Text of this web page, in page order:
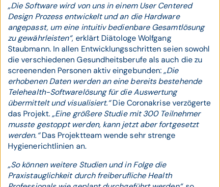
„Die Software wird von uns in einem User Centered
Design Prozess entwickelt und an die Hardware
angepasst, um eine intuitiv bedienbare Gesamtlösung
zu gewährleisten“, erklärt Diätologe Wolfgang
Staubmann. In allen Entwicklungsschritten seien sowohl
die verschiedenen Gesundheitsberufe als auch die zu
screenenden Personen aktiv eingebunden:„Die
erhobenen Daten werden an eine bereits bestehende
Telehealth-Softwarelösung für die Auswertung
übermittelt und visualisiert.“Die Coronakrise verzögerte
das Projekt.„Eine größere Studie mit 300 Teilnehmer
musste gestoppt werden, kann jetzt aber fortgesetzt
werden.“Das Projektteam wende sehr strenge
Hygienerichtlinien an.
„So können weitere Studien und in Folge die
Praxistauglichkeit durch freiberufliche Health